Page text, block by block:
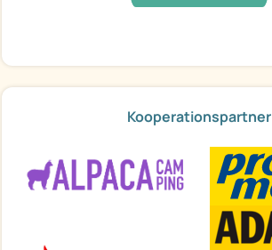
Kooperationspartner